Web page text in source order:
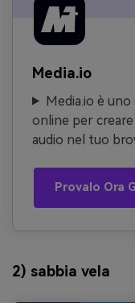
Media.io
Media.io è
online per creare
audio nel tuo
Provalo Ora
2) sabbia vela